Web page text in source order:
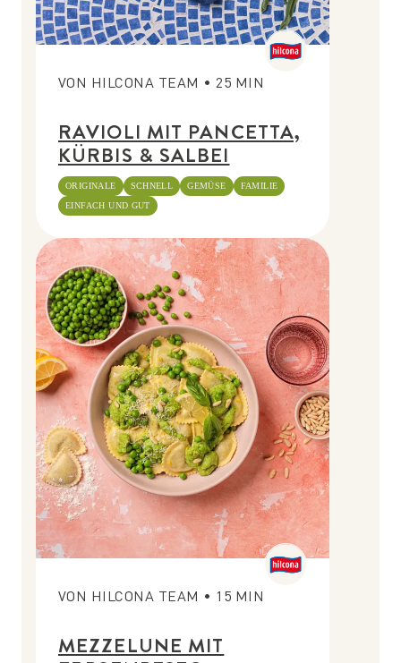
VON HILCONA TEAM • 25 MIN
RAVIOLI MIT PANCETTA,
KÜRBIS & SALBEI
ORIGINALE SCHNELL GEMÜSE
FAMILIE
EINFACH UND GUT
VON HILCONA TEAM • 15 MIN
MEZZELUNE MIT